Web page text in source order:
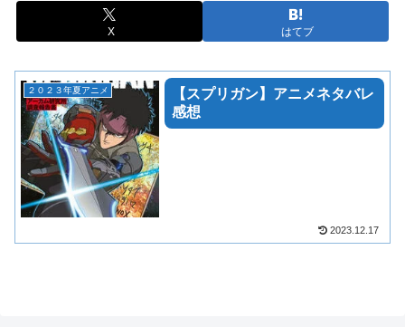
X はてブ
２０２３年夏アニメ
【スプリガン】アニメネタバレ
感想
2023.12.17